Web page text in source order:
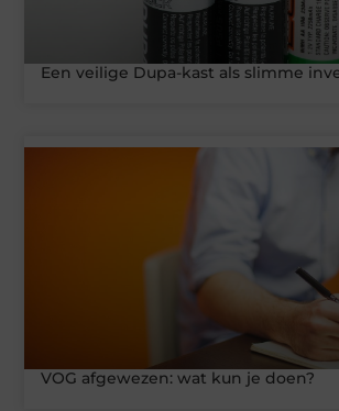
Een veilige Dupa-kast als slimme
VOG afgewezen: wat kun je doen?